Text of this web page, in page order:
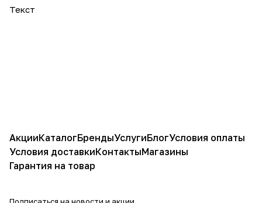
Текст
АкцииКаталогБрендыУслугиБлогУсловия оплаты
Условия доставкиКонтактыМагазины
Гарантия на товар